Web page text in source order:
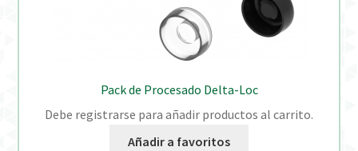
Pack de Procesado Delta-Loc
Debe registrarse para añadir productos al carrito.
Añadir a favoritos